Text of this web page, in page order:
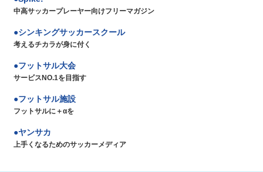
中高サッカープレーヤー向けフリーマガジン
シンキングサッカースクール
考えるチカラが身に付く
フットサル大会
サービスNO.1を目指す
フットサル施設
フットサルに＋αを
ヤンサカ
上手くなるためのサッカーメディア